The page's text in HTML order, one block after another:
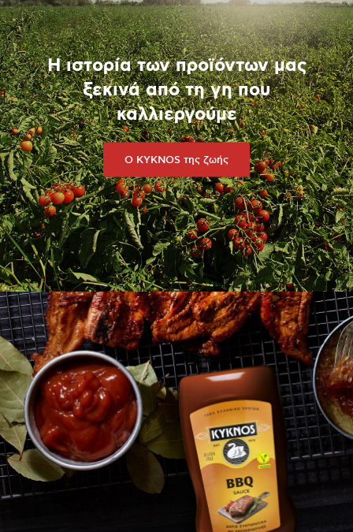
Η ιστορία των προϊόντων μας
ξεκινά από τη γη που
καλλιεργούμε
Ο KYKNOS της ζωής